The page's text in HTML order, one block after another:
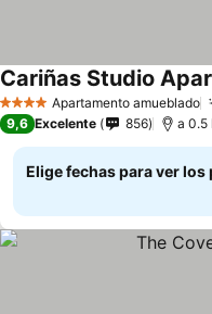
4 EstrellasApartamento amueblado
Cariñas Studio
9,6 Excelente 856 a 0.5
Elige fechas para ver